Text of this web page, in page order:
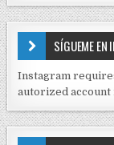
N
T
I
D
S
E
SÍGUEME EN
Instagram
autorized